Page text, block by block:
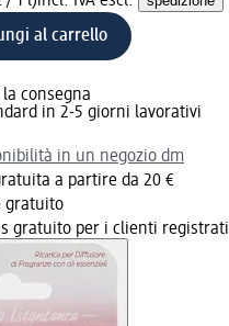
al carrello
consegna
in 2-5 giorni lavorativi
in un negozio dm
a partire da 20 €
gratuito
gratuito per i clienti registrati